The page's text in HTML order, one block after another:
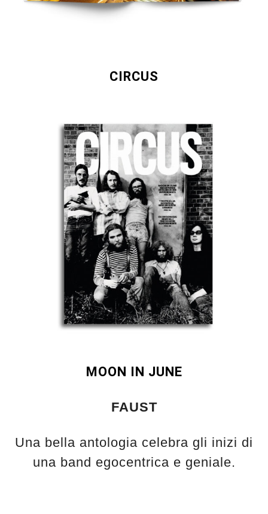
CIRCUS
MOON IN JUNE
FAUST
Una bella antologia celebra gli inizi di
una band egocentrica e geniale.